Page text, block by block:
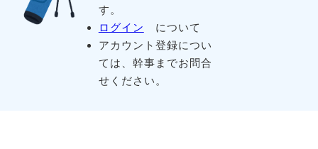
す。
ログイン
について
アカウント登録につい
ては、幹事までお問合
せください。